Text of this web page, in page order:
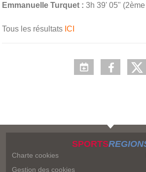
Emmanuelle Turquet : 3h 39' 05"
Tous les résultats ICI
SPORTS
Charte cookies
Gestion des cookies